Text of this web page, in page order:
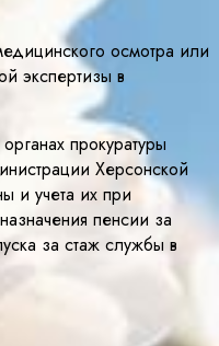
осмотра или
экспертизы в
прокуратуры
Херсонской
и учета их при
пенсии за
за стаж службы в